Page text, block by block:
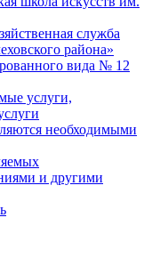
служба
района»
вида № 12
услуги,
необходимыми
и другими